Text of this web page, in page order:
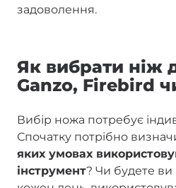
задоволення.
Як вибрати ніж
Ganzo, Firebird
Вибір ножа потребує
Спочатку потрібно
яких умовах
інструмент? Чи будете